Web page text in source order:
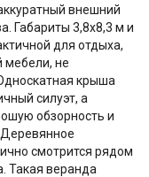
внешний
Габариты 3,8х8,3 м и
для отдыха,
мебели, не
крыша
силуэт, а
обзорность и
смотрится рядом
Такая веранда